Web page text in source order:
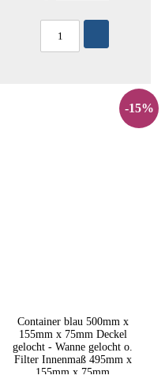
-15%
Container blau 500mm x
155mm x 75mm Deckel
gelocht - Wanne gelocht o.
Filter Innenmaß 495mm x
155mm x 75mm